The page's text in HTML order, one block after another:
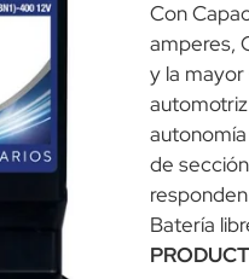
Con
amperes,
y la
de sección
Batería